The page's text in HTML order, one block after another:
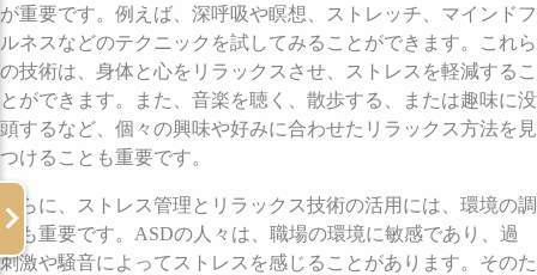
が重要です。例えば、深呼吸や瞑想、ストレッチ、マインドフ
ルネスなどのテクニックを試してみることができます。これら
の技術は、身体と心をリラックスさせ、ストレスを軽減するこ
とができます。また、音楽を聴く、散歩する、または趣味に没
頭するなど、個々の興味や好みに合わせたリラックス方法を見
つけることも重要です。
さらに、ストレス管理とリラックス技術の活用には、環境の調
整も重要です。ASDの人々は、職場の環境に敏感であり、過
刺激や騒音によってストレスを感じることがあります。そのた